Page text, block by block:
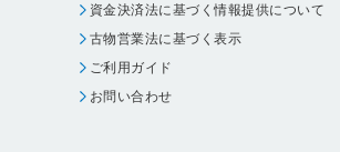
資金決済法に基づく情報提供について
古物営業法に基づく表示
ご利用ガイド
お問い合わせ